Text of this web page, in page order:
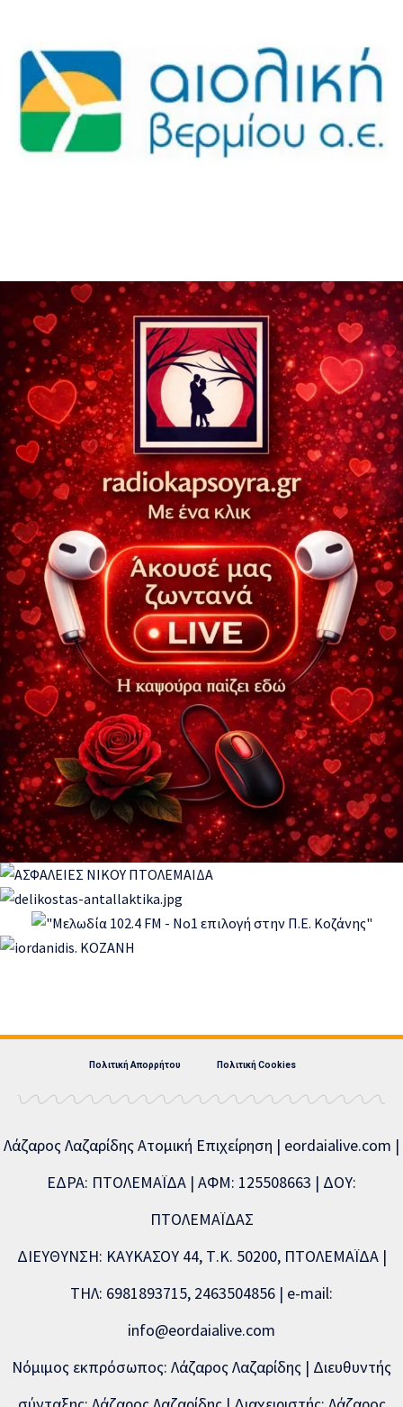
Πολιτική Απορρήτου Πολιτική Cookies
Λάζαρος Λαζαρίδης Ατομική Επιχείρηση | eordaialive.com |
ΕΔΡΑ: ΠΤΟΛΕΜΑΪΔΑ | ΑΦΜ: 125508663 | ΔΟΥ:
ΠΤΟΛΕΜΑΪΔΑΣ
ΔΙΕΥΘΥΝΣΗ: ΚΑΥΚΑΣΟΥ 44, Τ.Κ. 50200, ΠΤΟΛΕΜΑΪΔΑ |
ΤΗΛ: 6981893715, 2463504856 | e-mail:
info@eordaialive.com
Νόμιμος εκπρόσωπος: Λάζαρος Λαζαρίδης | Διευθυντής